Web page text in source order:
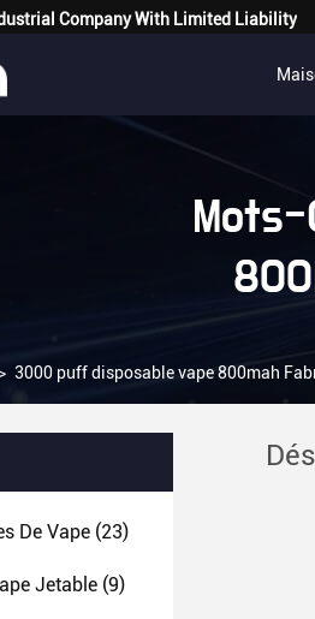
Company With Limited Liability
> 3000 puff disposable vape 800mah
De Vape (23)
Jetable (9)